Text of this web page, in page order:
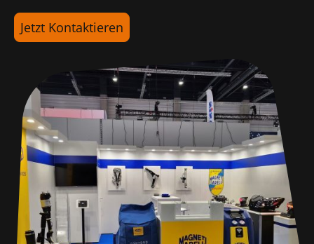
Jetzt Kontaktieren